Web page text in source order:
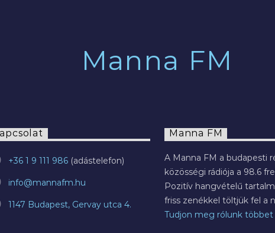
Manna FM
+36 1 9 111 986
info@mannafm.hu
1147 Budapest, Gervay utca 4.
Manna FM
A Manna FM a budapesti
közösségi rádiója a 98.6
Pozitív hangvételű
friss zenékkel töltjük fel a
Tudjon meg rólunk többet